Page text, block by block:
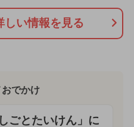
しい情報を見る
でかけ
ごとたいけん」に